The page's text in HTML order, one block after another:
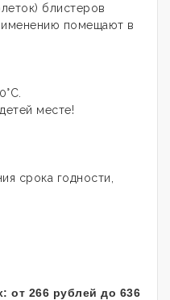
блистеров
помещают в
месте!
срока годности,
от 266 рублей до 636